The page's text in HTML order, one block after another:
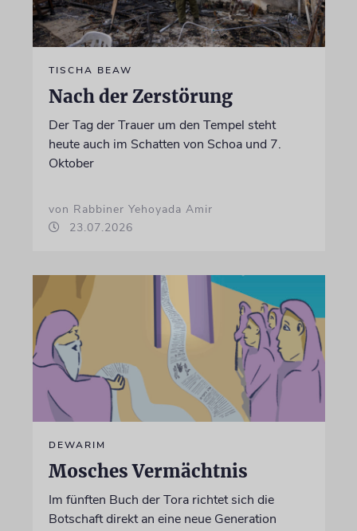
TISCHA BEAW
Nach der Zerstörung
Der Tag der Trauer um den Tempel steht
heute auch im Schatten von Schoa und 7.
Oktober
von Rabbiner Yehoyada Amir
23.07.2026
DEWARIM
Mosches Vermächtnis
Im fünften Buch der Tora richtet sich die
Botschaft direkt an eine neue Generation